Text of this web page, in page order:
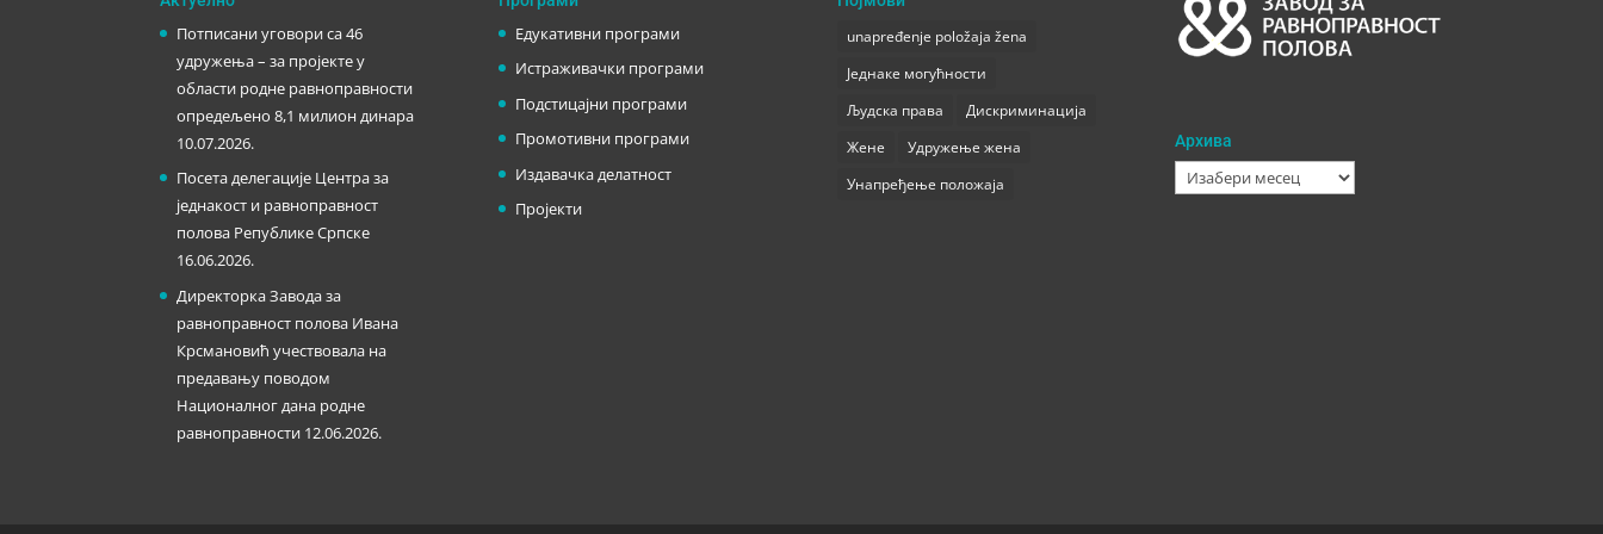
Потписани уговори са 46
удружења – за пројекте у
области родне равноправности
опредељено 8,1 милион динара
10.07.2026.
Посета делегације Центра за
једнакост и равноправност
полова Републике Српске
16.06.2026.
Директорка Завода за
равноправност полова Ивана
Крсмановић учествовала на
предавању поводом
Националног дана родне
равноправности 12.06.2026.
Едукативни програми
Истраживачки програми
Подстицајни програми
Промотивни програми
Издавачка делатност
Пројекти
unapređenje položaja žena
Једнаке могућности
Људска права
Дискриминација
Жене
Удружење жена
Унапређење положаја
Архива
Архива